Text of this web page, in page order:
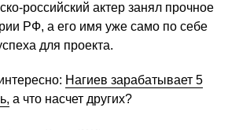
российский актер занял прочное
РФ, а его имя уже само по себе
для проекта.
Нагиев зарабатывает 5
а что насчет других?